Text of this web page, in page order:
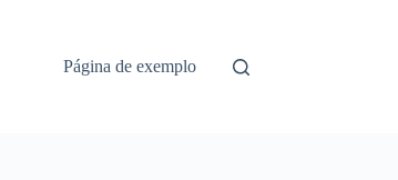
Página de exemplo